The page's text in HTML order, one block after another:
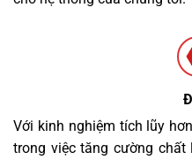
Với kinh nghiệm tích lũy
trong việc tăng cường